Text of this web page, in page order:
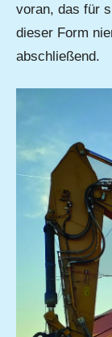
voran, das für
dieser Form
abschließend.